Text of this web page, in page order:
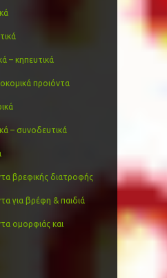
– κηπευτικά
προιόντα
– συνοδευτικά
βρεφικής διατροφής
για βρέφη & παιδιά
ομορφιάς και